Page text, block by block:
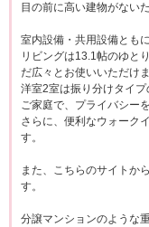
目の前に高い建物がない
室内設備・共用設備とも
リビングは13.1帖のゆと
だ広々とお使いいただけま
洋室2室は振り分けタイ
ご家庭で、プライバシー
さらに、便利なウォーク
す。
また、こちらのサイトか
す。
分譲マンションのような